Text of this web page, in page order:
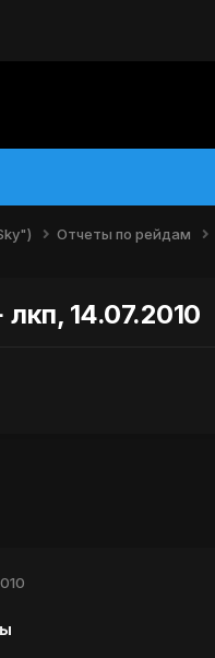
Отчеты по рейдам
14.07.2010